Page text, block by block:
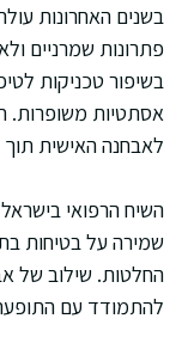
בשנים האחרונות
פתרונות שמרניים
בשיפור טכניקות
אסתטיות משופרות.
לאבחנה האישית תוך
השיח הרפואי
שמירה על בטיחות
החלטות. שילוב של
להתמודד עם